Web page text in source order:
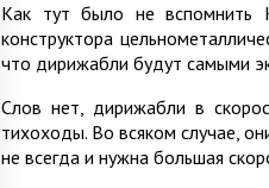
Как тут было не вспомнить
конструктора
что дирижабли будут самыми
Слов нет, дирижабли в
тихоходы. Во всяком случае,
не всегда и нужна большая